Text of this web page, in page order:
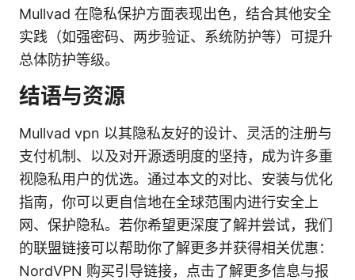
Mullvad 在隐私保护方面表现出色，结合其他安全
实践（如强密码、两步验证、系统防护等）可提升
总体防护等级。
结语与资源
Mullvad vpn 以其隐私友好的设计、灵活的注册与
支付机制、以及对开源透明度的坚持，成为许多重
视隐私用户的优选。通过本文的对比、安装与优化
指南，你可以更自信地在全球范围内进行安全上
网、保护隐私。若你希望更深度了解并尝试，我们
的联盟链接可以帮助你了解更多并获得相关优惠：
NordVPN 购买引导链接，点击了解更多信息与报